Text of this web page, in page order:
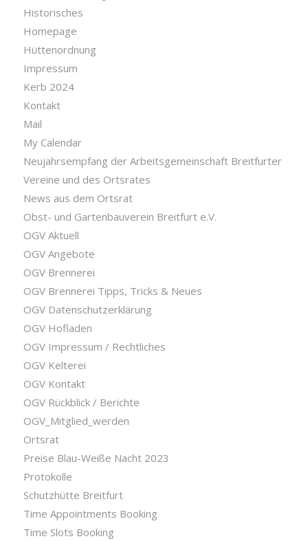
Historisches
Homepage
Hüttenordnung
Impressum
Kerb 2024
Kontakt
Mail
My Calendar
Neujahrsempfang der Arbeitsgemeinschaft Breitfurter
Vereine und des Ortsrates
News aus dem Ortsrat
Obst- und Gartenbauverein Breitfurt e.V.
OGV Aktuell
OGV Angebote
OGV Brennerei
OGV Brennerei Tipps, Tricks & Neues
OGV Datenschutzerklärung
OGV Hofladen
OGV Impressum / Rechtliches
OGV Kelterei
OGV Kontakt
OGV Rückblick / Berichte
OGV_Mitglied_werden
Ortsrat
Preise Blau-Weiße Nacht 2023
Protokolle
Schutzhütte Breitfurt
Time Appointments Booking
Time Slots Booking